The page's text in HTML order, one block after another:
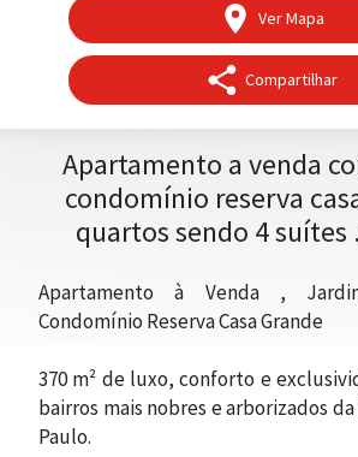
Ver Mapa
Compartilhar
Apartamento a venda
condomínio reserva
quartos sendo 4 suítes
Apartamento à Venda ,
Condomínio Reserva Casa Grande
370 m² de luxo, conforto e
bairros mais nobres e arborizados
Paulo.